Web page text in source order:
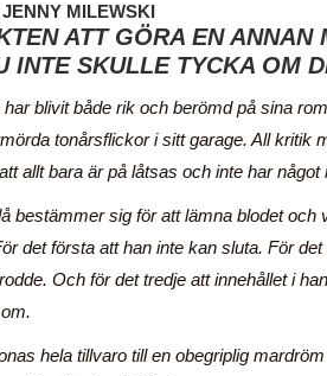
MILEWSKI
ATT GÖRA EN
INTE SKULLE TYCKA OM
blivit både rik och berömd på sina
tonårsflickor i sitt garage. All kritik
allt bara är på låtsas och inte har
bestämmer sig för att lämna blodet
det första att han inte kan sluta. För
Och för det tredje att innehållet i
hela tillvaro till en obegriplig